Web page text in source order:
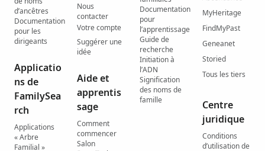
d’ancêtres
Documentation
pour les
dirigeants
Applicatio
ns de
FamilySea
rch
Applications
« Arbre
Familial »
Nous
contacter
Votre compte
Suggérer une
idée
Aide et
apprentis
sage
Comment
commencer
Salon
Documentation
pour
l’apprentissage
Guide de
recherche
Initiation à
l’ADN
Signification
des noms de
famille
MyHeritage
FindMyPast
Geneanet
Storied
Tous les tiers
Centre
juridique
Conditions
d’utilisation de